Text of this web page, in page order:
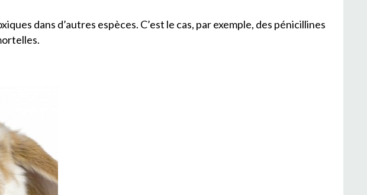
dans d’autres espèces. C’est le cas, par exemple, des pénicillines